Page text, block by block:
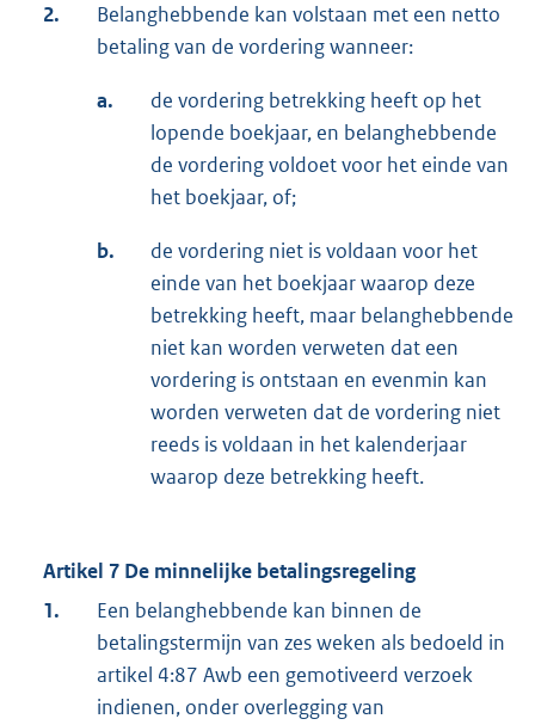
2.
Belanghebbende kan volstaan met een netto
betaling van de vordering wanneer:
a.
de vordering betrekking heeft op het
lopende boekjaar, en belanghebbende
de vordering voldoet voor het einde van
het boekjaar, of;
b.
de vordering niet is voldaan voor het
einde van het boekjaar waarop deze
betrekking heeft, maar belanghebbende
niet kan worden verweten dat een
vordering is ontstaan en evenmin kan
worden verweten dat de vordering niet
reeds is voldaan in het kalenderjaar
waarop deze betrekking heeft.
Artikel 7 De minnelijke betalingsregeling
1.
Een belanghebbende kan binnen de
betalingstermijn van zes weken als bedoeld in
artikel 4:87 Awb een gemotiveerd verzoek
indienen, onder overlegging van